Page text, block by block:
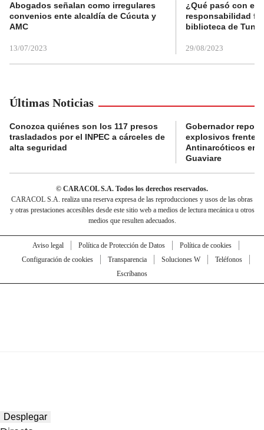
Abogados señalan como irregulares
convenios ente alcaldía de Cúcuta y
AMC
13/07/2023
¿Qué pasó con el
responsabilidad
biblioteca de
29/08/2023
Últimas Noticias
Conozca quiénes son los 117 presos
trasladados por el INPEC a cárceles de
alta seguridad
Gobernador
explosivos frente a
Antinarcóticos en
Guaviare
© CARACOL S.A. Todos los derechos reservados.
CARACOL S.A. realiza una reserva expresa de las reproducciones y usos de las obras
y otras prestaciones accesibles desde este sitio web a medios de lectura mecánica u otros
medios que resulten adecuados.
Aviso legal Política de Protección de Datos
Política de cookies
Configuración de cookies
Transparencia Soluciones W
Teléfonos
Escríbanos
Desplegar